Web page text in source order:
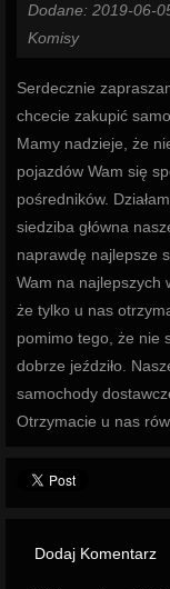
Dodane: 2019-06-
Komisy
Serdecznie
chcecie zakupić
Mamy nadzieje, że
pojazdów Wam się
pośredników.
siedziba główna
naprawdę najlepsze
Wam na najlepszych
że tylko u nas
pomimo tego, że nie
dobrze jeździło.
samochody
Otrzymacie u nas
Dodaj Komentarz